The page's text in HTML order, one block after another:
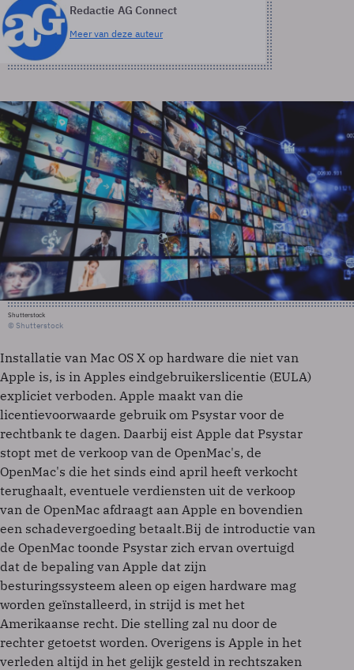
Redactie AG Connect
Meer van deze auteur
Shutterstock
© Shutterstock
Installatie van Mac OS X op hardware die niet van
Apple is, is in Apples eindgebruikerslicentie (EULA)
expliciet verboden. Apple maakt van die
licentievoorwaarde gebruik om Psystar voor de
rechtbank te dagen. Daarbij eist Apple dat Psystar
stopt met de verkoop van de OpenMac's, de
OpenMac's die het sinds eind april heeft verkocht
terughaalt, eventuele verdiensten uit de verkoop
van de OpenMac afdraagt aan Apple en bovendien
een schadevergoeding betaalt.Bij de introductie van
de OpenMac toonde Psystar zich ervan overtuigd
dat de bepaling van Apple dat zijn
besturingssysteem aleen op eigen hardware mag
worden geïnstalleerd, in strijd is met het
Amerikaanse recht. Die stelling zal nu door de
rechter getoetst worden. Overigens is Apple in het
verleden altijd in het gelijk gesteld in rechtszaken